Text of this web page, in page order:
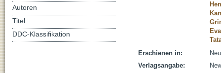
Erschienen in:
Verlagsangabe:
Autoren
Titel
DDC-Klassifikation